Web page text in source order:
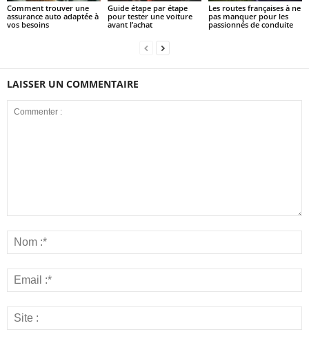
Comment trouver une
assurance auto adaptée à
vos besoins
Guide étape par étape
pour tester une voiture
avant l’achat
Les routes françaises à ne
pas manquer pour les
passionnés de conduite
LAISSER UN COMMENTAIRE